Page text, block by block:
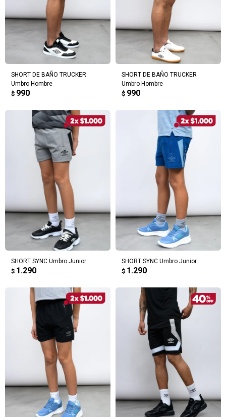
SHORT DE BAÑO TRUCKER
Umbro Hombre
$ 990
SHORT DE BAÑO TRUCKER
Umbro Hombre
$ 990
SHORT SYNC Umbro Junior
$ 1.290
SHORT SYNC Umbro Junior
$ 1.290